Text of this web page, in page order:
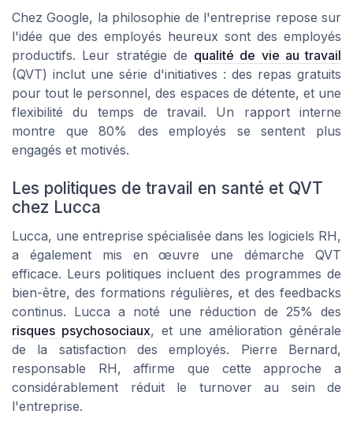
Chez Google, la philosophie de l'entreprise repose sur
l'idée que des employés heureux sont des employés
productifs. Leur stratégie de qualité de vie au travail
(QVT) inclut une série d'initiatives : des repas gratuits
pour tout le personnel, des espaces de détente, et une
flexibilité du temps de travail. Un rapport interne
montre que 80% des employés se sentent plus
engagés et motivés.
Les politiques de travail en santé et QVT
chez Lucca
Lucca, une entreprise spécialisée dans les logiciels RH,
a également mis en œuvre une démarche QVT
efficace. Leurs politiques incluent des programmes de
bien-être, des formations régulières, et des feedbacks
continus. Lucca a noté une réduction de 25% des
risques psychosociaux, et une amélioration générale
de la satisfaction des employés. Pierre Bernard,
responsable RH, affirme que cette approche a
considérablement réduit le turnover au sein de
l'entreprise.